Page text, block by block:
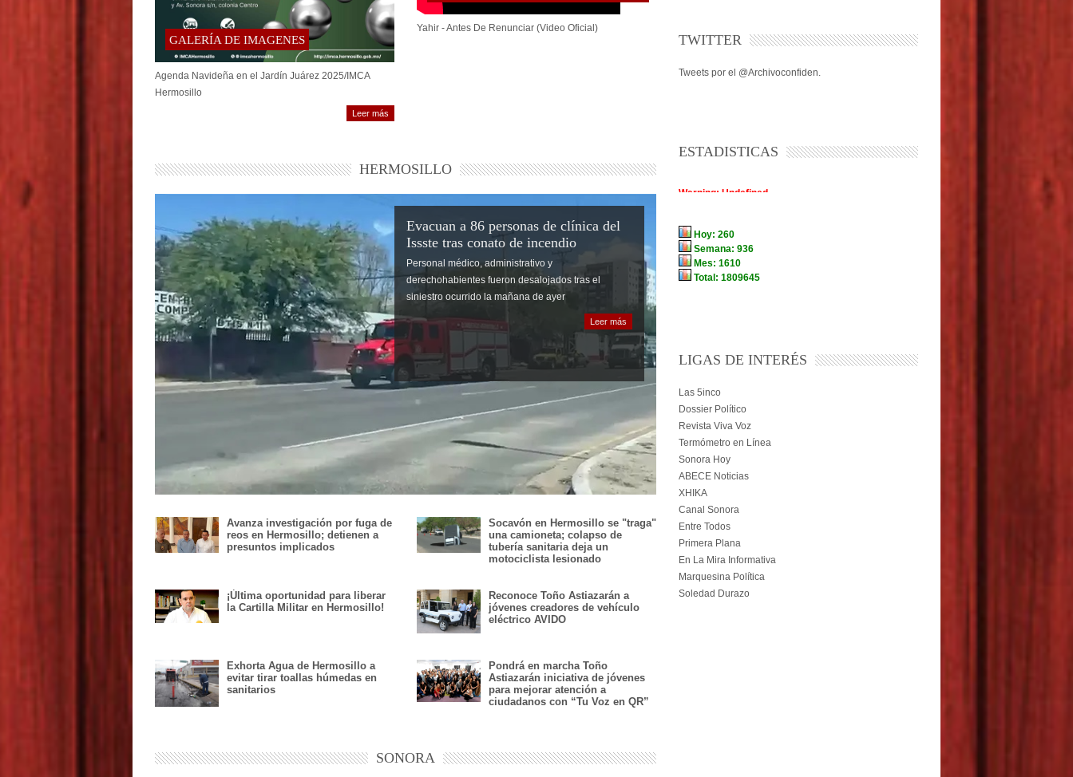
GALERÍA DE IMAGENES
Agenda Navideña en el Jardín Juárez 2025/IMCA
Hermosillo
Leer más
Yahir - Antes De Renunciar (Video Oficial)
HERMOSILLO
Evacuan a 86 personas de clínica del
Issste tras conato de incendio
Personal médico, administrativo y
derechohabientes fueron desalojados tras el
siniestro ocurrido la mañana de ayer
Leer más
Avanza investigación por fuga de
reos en Hermosillo; detienen a
presuntos implicados
Socavón en Hermosillo se "traga"
una camioneta; colapso de
tubería sanitaria deja un
motociclista lesionado
¡Última oportunidad para liberar
la Cartilla Militar en Hermosillo!
Reconoce Toño Astiazarán a
jóvenes creadores de vehículo
eléctrico AVIDO
Exhorta Agua de Hermosillo a
evitar tirar toallas húmedas en
sanitarios
Pondrá en marcha Toño
Astiazarán iniciativa de jóvenes
para mejorar atención a
ciudadanos con “Tu Voz en QR”
SONORA
TWITTER
Tweets por el @Archivoconfiden.
ESTADISTICAS
LIGAS DE INTERÉS
Las 5inco
Dossier Político
Revista Viva Voz
Termómetro en Línea
Sonora Hoy
ABECE Noticias
XHIKA
Canal Sonora
Entre Todos
Primera Plana
En La Mira Informativa
Marquesina Política
Soledad Durazo